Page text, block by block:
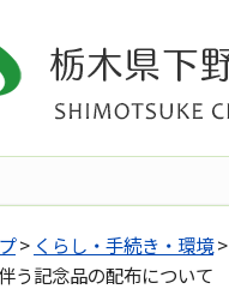
> くらし・手続き・環境>
う記念品の配布について